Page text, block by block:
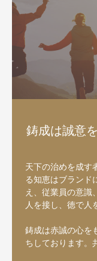
鋳成は誠意
天下の治めを成す
る知恵はブランド
え、従業員の意識
人を接し、徳で人
鋳成は赤誠の心を
ちしております。